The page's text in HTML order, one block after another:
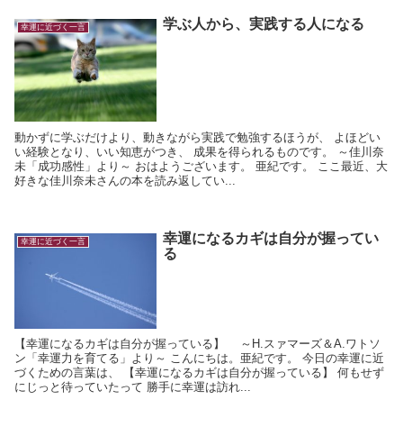
幸運に近づく一言 学ぶ人から、実践する人になる
動かずに学ぶだけより、動きながら実践で勉強するほうが、 よほどい
い経験となり、いい知恵がつき、 成果を得られるものです。 ～佳川奈
未「成功感性」より～ おはようございます。 亜紀です。 ここ最近、大
好きな佳川奈未さんの本を読み返してい...
幸運に近づく一言
幸運になるカギは自分が握ってい
る
【幸運になるカギは自分が握っている】 ～H.スァマーズ＆A.ワトソ
ン「幸運力を育てる」より～ こんにちは。亜紀です。 今日の幸運に近
づくための言葉は、 【幸運になるカギは自分が握っている】 何もせず
にじっと待っていたって 勝手に幸運は訪れ...